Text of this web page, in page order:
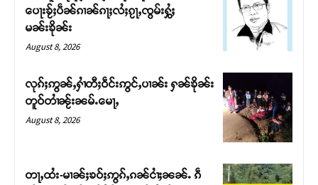
ပေႃးၶႂ်ႈပဵၼ်ၵၢၼ်ၵႃႈလႆႈၵႂႃႇၸွမ်းႁွႆႈ
မၼ်းၶိုၼ်း
August 8, 2026
လုၵ်ႈဢွၼ်ႇႁၢႆတီႈဝဵင်းဢွင်ႇပၢၼ်း ႁၼ်ၶိုၼ်း
တူဝ်တၢႆၼႂ်းၼမ်ႉမေႃႇ
August 8, 2026
တႃႇထႆး-မၢၼ်ႈၶဝ်ႈဢွၵ်ႇၵၼ်ငၢႆႈၼၼ်ႉ ၵဵ